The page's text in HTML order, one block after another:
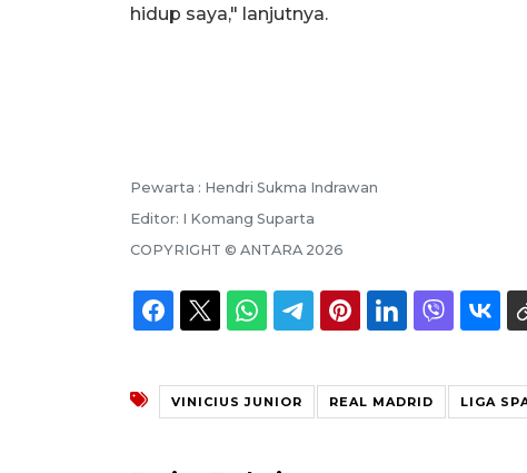
hidup saya," lanjutnya.
Pewarta : Hendri Sukma Indrawan
Editor: I Komang Suparta
COPYRIGHT © ANTARA 2026
VINICIUS JUNIOR REAL MADRID LIGA